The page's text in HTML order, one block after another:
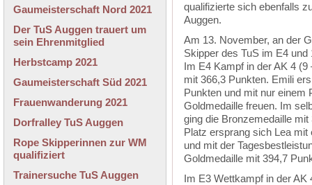
Gaumeisterschaft Nord 2021
Der TuS Auggen trauert um
sein Ehrenmitglied
Herbstcamp 2021
Gaumeisterschaft Süd 2021
Frauenwanderung 2021
Dorfralley TuS Auggen
Rope Skipperinnen zur WM
qualifiziert
Trainersuche TuS Auggen
qualifizierte sich ebenfalls
Auggen.
Am 13. November, an der
Skipper des TuS im E4
Im E4 Kampf in der AK 4
mit 366,3 Punkten. Emili
Punkten und mit nur einem
Goldmedaille freuen. Im
ging die Bronzemedaille
Platz ersprang sich Lea
und mit der
Goldmedaille mit 394,7
Im E3 Wettkampf in der AK